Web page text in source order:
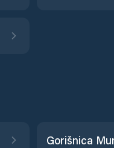
Gorišnica